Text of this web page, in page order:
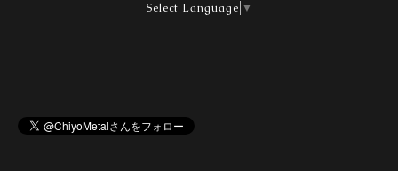
Select Language ▼